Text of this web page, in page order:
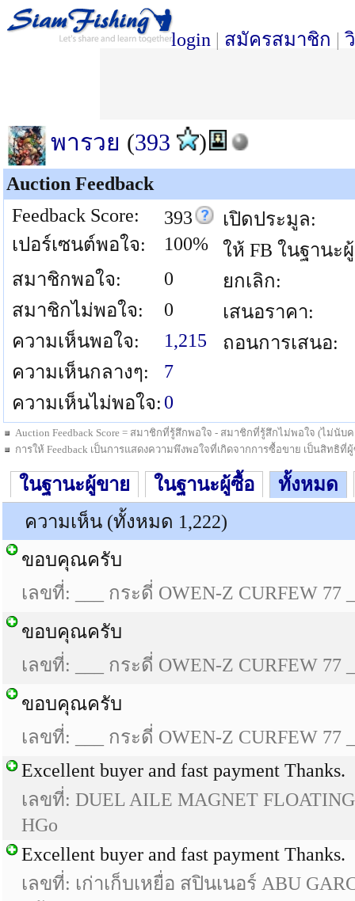
login | สมัครสมาชิก |
พารวย (393 )
Auction Feedback
Feedback Score:
393
เปอร์เซนต์พอใจ:
100%
สมาชิกพอใจ:
0
สมาชิกไม่พอใจ:
0
ความเห็นพอใจ:
1,215
ความเห็นกลางๆ:
7
ความเห็นไม่พอใจ: 0
เปิดประมูล:
ให้ FB ในฐานะ
ยกเลิก:
เสนอราคา:
ถอนการเสนอ:
Auction Feedback Score = สมาชิกที่รู้สึกพอใจ - สมาชิกที่รู้สึกไม่พอใจ (ไม่นั
การให้ Feedback เป็นการแสดงความพึงพอใจที่เกิดจากการซื้อขาย เป็นสิทธิ
ในฐานะผู้ขาย ในฐานะผู้ซื้อ
ทั้งหมด
ความเห็น (ทั้งหมด 1,222)
ขอบคุณครับ
เลขที่: ___ กระดี่ OWEN-Z CURFEW 77
ขอบคุณครับ
เลขที่: ___ กระดี่ OWEN-Z CURFEW 77
ขอบคุณครับ
เลขที่: ___ กระดี่ OWEN-Z CURFEW 77
Excellent buyer and fast payment Thanks.
เลขที่: DUEL AILE MAGNET
HGo
Excellent buyer and fast payment Thanks.
เลขที่: เก่าเก็บเหยื่อ สปินเนอร์ ABU